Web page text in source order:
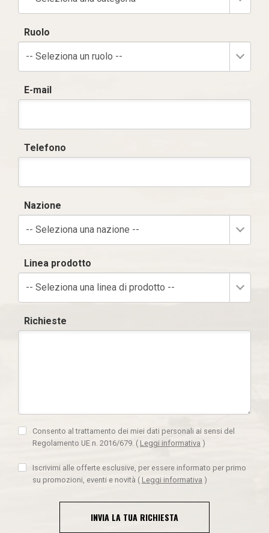
Ruolo
-- Seleziona un ruolo --
E-mail
Telefono
Nazione
-- Seleziona una nazione --
Linea prodotto
-- Seleziona una linea di prodotto --
Richieste
Consento al trattamento dei miei dati personali ai sensi del
Regolamento UE n. 2016/679. ( Leggi informativa )
Iscrivimi alle offerte esclusive, per essere informato per primo
su promozioni, eventi e novità ( Leggi informativa )
INVIA LA TUA RICHIESTA